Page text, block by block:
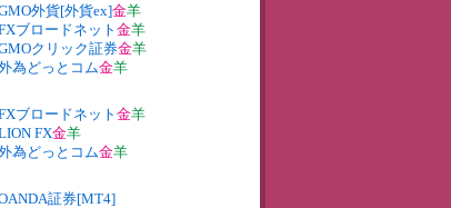
外貨[外貨ex]金羊
ブロードネット金羊
クリック証券金羊
為どっとコム金羊
ブロードネット金羊
FX金羊
為どっとコム金羊
証券[MT4]